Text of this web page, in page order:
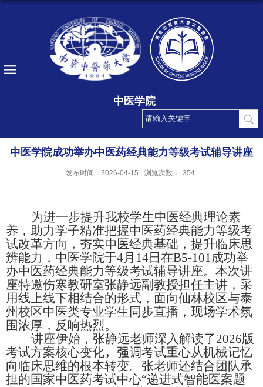
中医学院
中医学院成功举办中医药经典能力等级考试辅导讲座
发布时间：2026-04-15 浏览次数： 354
为进一步提升我校学生中医经典理论素
养，助力学子精准把握中医药经典能力等级考
试改革方向，夯实中医经典基础，提升临床思
辨能力，中医学院于4月 14日在B5-101成功举
办中医药经典能力等级考试辅导讲座。本次讲
座特邀伤寒教研室张静远副教授担任主讲，采
用线上线下相结合的形式，面向仙林校区与泰
州校区中医类专业学生同步直播， 现场学术氛
围浓厚，反响热烈。
讲座伊始，张静远老师深入解读了2026版
考试方案核心变化， 强调考试重心从机械记忆
向临床思维的根本转变。张老师还结合团队承
担的国家中医药考试中心“递进式智能医案题